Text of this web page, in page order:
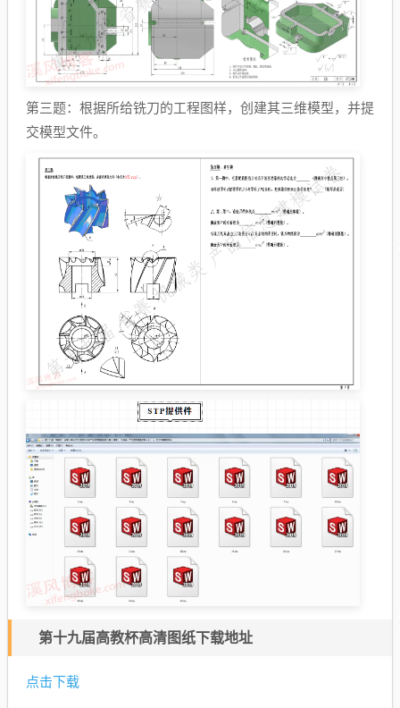
第三题：根据所给铣刀的工程图样，创建其三维模型，并提
交模型文件。
第十九届高教杯高清图纸下载地址
点击下载